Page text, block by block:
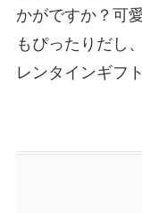
かがですか？可
もぴったりだし
レンタインギフ